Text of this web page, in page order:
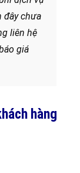
đây chưa
liên hệ
giá
hàng